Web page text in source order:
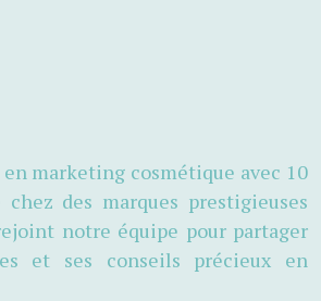
en marketing cosmétique avec 10
chez des marques prestigieuses
notre équipe pour partager
et ses conseils précieux en